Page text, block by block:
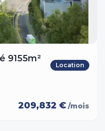
9155m²
Location
209,832 € /mois